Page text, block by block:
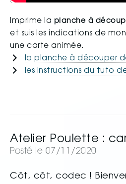
Imprime la planche à
et suis les indications de
une carte animée.
la planche à découper
les instructions du tuto
Atelier Poulette :
Posté le 07/11/2020
Côt, côt, codec !